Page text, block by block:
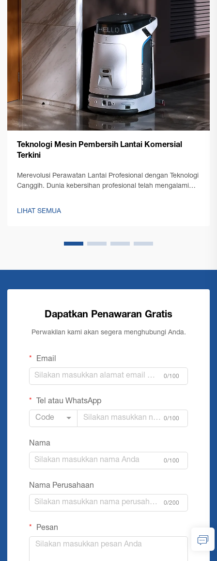
Teknologi Mesin Pembersih Lantai Komersial
Terkini
Merevolusi Perawatan Lantai Profesional dengan Teknologi
Canggih. Dunia kebersihan profesional telah mengalami
pembersih lantai komersial terkini. Seperti yang dikelola
LIHAT SEMUA
Dapatkan Penawaran Gratis
Perwakilan kami akan segera menghubungi Anda.
Email
0/100
Tel atau WhatsApp
Code 0/100
Nama
0/100
Nama Perusahaan
0/200
Pesan